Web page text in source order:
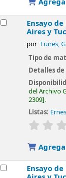
Ensayo
Aires y
por Funes,
Tipo de
Detalles
del Archivo
2309 .
Listas:
valoración
Ensayo